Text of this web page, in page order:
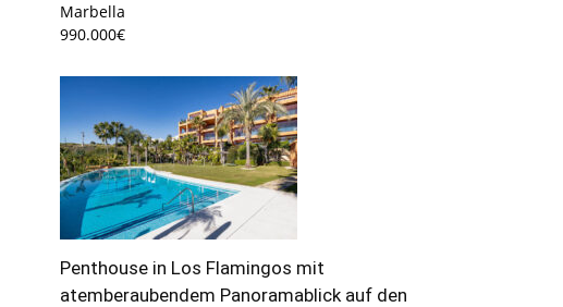
Marbella
990.000€
Penthouse in Los Flamingos mit
atemberaubendem Panoramablick auf den